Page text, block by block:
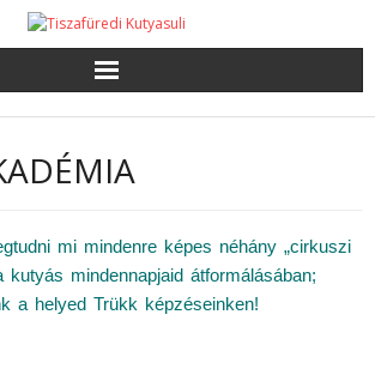
mi mindenre képes néhány „cirkuszi
kutyás mindennapjaid átformálásában;
a helyed Trükk képzéseinken!